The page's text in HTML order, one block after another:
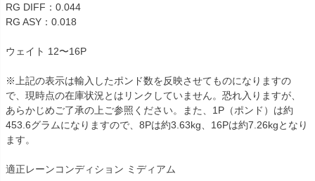
RG DIFF：0.044
RG ASY：0.018
ウェイト 12〜16P
※上記の表示は輸入したポンド数を反映させてものになりますの
で、現時点の在庫状況とはリンクしていません。恐れ入りますが、
あらかじめご了承の上ご参照ください。また、1P（ポンド）は約
453.6グラムになりますので、8Pは約3.63kg、16Pは約7.26kgとなり
ます。
適正レーンコンディション ミディアム